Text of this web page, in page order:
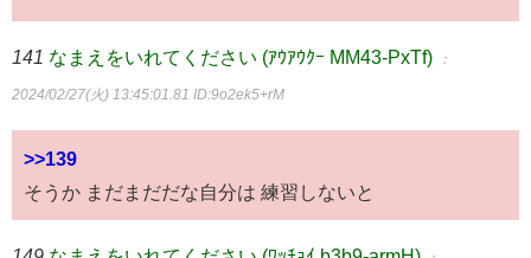
141 なまえをいれてください (ｱｳｱｳｸｰ MM43-PxTf) ：
2024/02/27(火) 13:45:01.81 ID:9o2ek5+rM
>>139
そうか まだまだだな自分は 練習しないと